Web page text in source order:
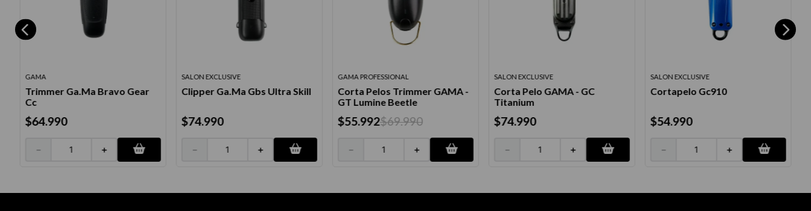
GAMA
Trimmer Ga.Ma Bravo Gear
Cc
$64.990
＋
－
SALON EXCLUSIVE
Clipper Ga.Ma Gbs Ultra Skill
$74.990
＋
－
GAMA PROFESSIONAL
Corta Pelos Trimmer GAMA -
GT Lumine Beetle
$55.992$69.990
＋
－
SALON EXCLUSIVE
Corta Pelo GAMA - GC
Titanium
$74.990
＋
－
SALON EXCLUSIVE
Cortapelo Gc910
$54.990
＋
－